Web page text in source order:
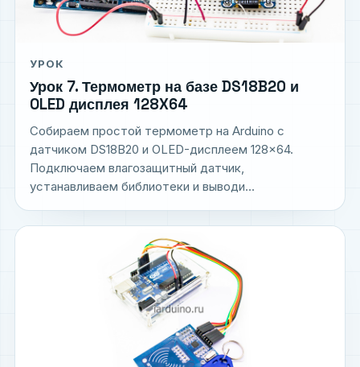
УРОК
Урок 7. Термометр на базе DS18B20 и
OLED дисплея 128X64
Собираем простой термометр на Arduino с
датчиком DS18B20 и OLED-дисплеем 128×64.
Подключаем влагозащитный датчик,
устанавливаем библиотеки и выводи...